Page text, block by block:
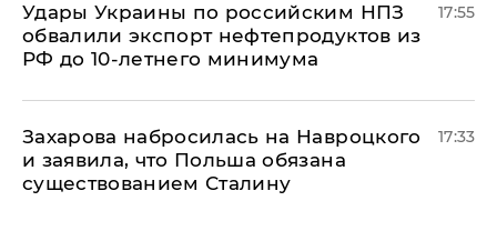
Удары Украины по российским НПЗ
обвалили экспорт нефтепродуктов из
РФ до 10-летнего минимума
17:55
​Захарова набросилась на Навроцкого
и заявила, что Польша обязана
существованием Сталину
17:33